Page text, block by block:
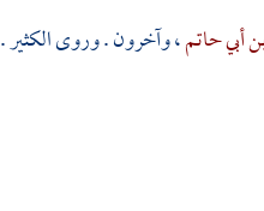
أبي حاتم، وآخرون . وروى الكثير .